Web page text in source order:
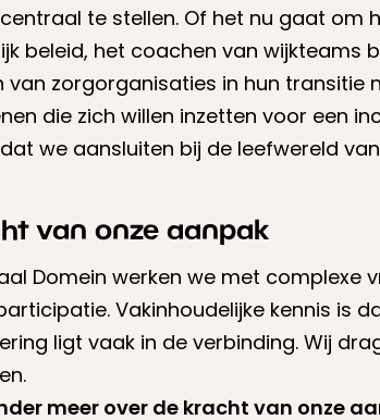
te stellen. Of het nu gaat om
beleid, het coachen van wijkteams
van zorgorganisaties in hun transitie
die zich willen inzetten voor een
we aansluiten bij de leefwereld
van onze aanpak
Domein werken we met complexe
Vakinhoudelijke kennis is
ligt vaak in de verbinding. Wij
meer over de kracht van onze